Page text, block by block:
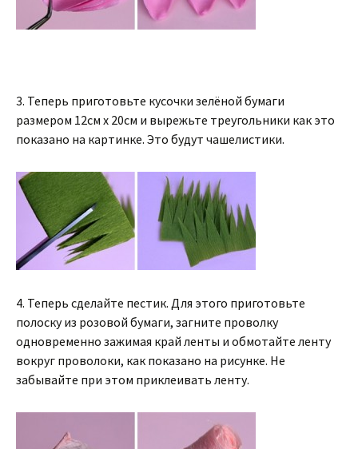
3. Теперь приготовьте кусочки зелёной бумаги
размером 12см x 20см и вырежьте треугольники как это
показано на картинке. Это будут чашелистики.
4. Теперь сделайте пестик. Для этого приготовьте
полоску из розовой бумаги, загните проволку
одновременно зажимая край ленты и обмотайте ленту
вокруг проволоки, как показано на рисунке. Не
забывайте при этом приклеивать ленту.